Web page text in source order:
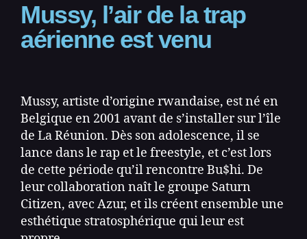
Mussy, l’air de la trap
aérienne est venu
Mussy, artiste d’origine rwandaise, est né en
Belgique en 2001 avant de s’installer sur l’île
de La Réunion. Dès son adolescence, il se
lance dans le rap et le freestyle, et c’est lors
de cette période qu’il rencontre Bu$hi. De
leur collaboration naît le groupe Saturn
Citizen, avec Azur, et ils créent ensemble une
esthétique stratosphérique qui leur est